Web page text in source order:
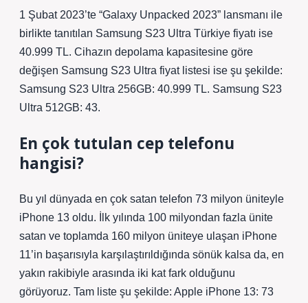
1 Şubat 2023’te “Galaxy Unpacked 2023” lansmanı ile
birlikte tanıtılan Samsung S23 Ultra Türkiye fiyatı ise
40.999 TL. Cihazın depolama kapasitesine göre
değişen Samsung S23 Ultra fiyat listesi ise şu şekilde:
Samsung S23 Ultra 256GB: 40.999 TL. Samsung S23
Ultra 512GB: 43.
En çok tutulan cep telefonu
hangisi?
Bu yıl dünyada en çok satan telefon 73 milyon üniteyle
iPhone 13 oldu. İlk yılında 100 milyondan fazla ünite
satan ve toplamda 160 milyon üniteye ulaşan iPhone
11’in başarısıyla karşılaştırıldığında sönük kalsa da, en
yakın rakibiyle arasında iki kat fark olduğunu
görüyoruz. Tam liste şu şekilde: Apple iPhone 13: 73